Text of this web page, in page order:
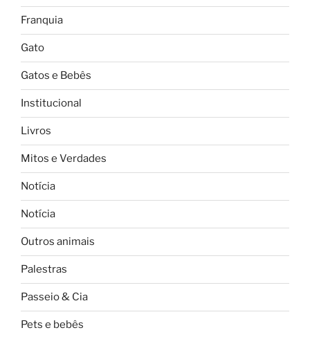
Franquia
Gato
Gatos e Bebês
Institucional
Livros
Mitos e Verdades
Notícia
Notícia
Outros animais
Palestras
Passeio & Cia
Pets e bebês